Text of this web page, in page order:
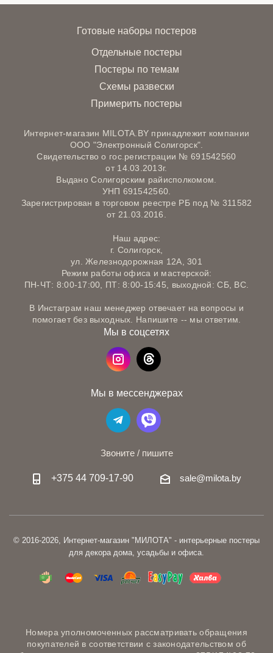
Готовые наборы постеров
Отдельные постеры
Постеры по темам
Схемы развески
Примерить постеры
Интернет-магазин MILOTA.BY принадлежит компании
ООО "Электронный Солигорск".
Свидетельство о гос.регистрации № 691542560
от 14.03.2013г.
Выдано Солигорским райисполкомом.
УНП 691542560.
Зарегистрирован в торговом реестре РБ под № 311582
от 21.03.2016.
Наш адрес:
г. Солигорск,
ул. Железнодорожная 12А, 301
Режим работы офиса и мастерской:
ПН-ЧТ: 8:00-17:00, ПТ: 8:00-15:45, выходной: СБ, ВС.
В Инстаграм наш менеджер отвечает на вопросы и
помогает без выходных. Напишите -- мы ответим.
Мы в соцсетях
Мы в мессенджерах
Звоните / пишите
+375 44 709-17-90 sale@milota.by
© 2016-2026, Интернет-магазин "МИЛОТА" - интерьерные постеры
для декора дома, усадьбы и офиса.
Номера уполномоченных рассматривать обращения
покупателей в соответствии с законодательством об